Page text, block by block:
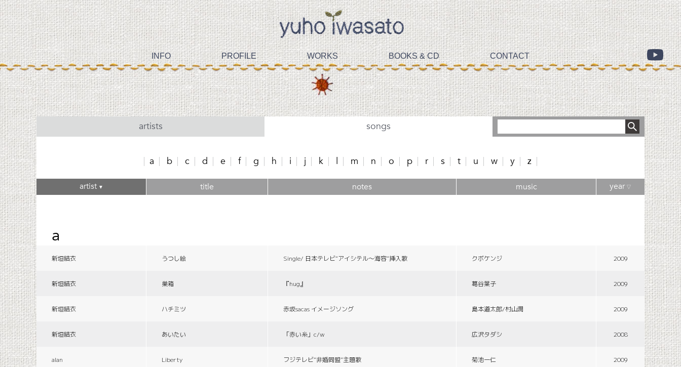
INFO PROFILE WORKS BOOKS & CD CONTACT
artists songs
a b c d e f g h i j k l m n o p r s t u w y z
artist▼ title notes music year▽
a
新垣結衣 うつし絵 Single/ 日本テレビ“アイシテル〜海容”挿入歌 クボケンジ 2009
新垣結衣 巣箱 『hug』 葛谷葉子 2009
新垣結衣 ハチミツ 赤坂sacas イメージソング 島本道太郎/村山潤 2009
新垣結衣 あいたい 「赤い糸」c/w 広沢タダシ 2008
alan Liberty フジテレビ“非婚同盟”主題歌 菊池一仁 2009